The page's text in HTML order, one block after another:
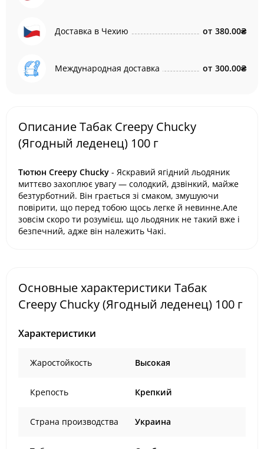
Доставка в Чехию от 380.00₴
Международная доставка от 300.00₴
Описание Табак Creepy Chucky
(Ягодный леденец) 100 г
Тютюн Creepy Chucky - Яскравий ягідний льодяник
миттєво захоплює увагу — солодкий, дзвінкий, майже
безтурботний. Він грається зі смаком, змушуючи
повірити, що перед тобою щось легке й невинне.Але
зовсім скоро ти розумієш, що льодяник не такий вже і
безпечний, адже він належить Чакі.
Основные характеристики Табак
Creepy Chucky (Ягодный леденец) 100 г
Характеристики
Жаростойкость Высокая
Крепость Крепкий
Страна производства Украина